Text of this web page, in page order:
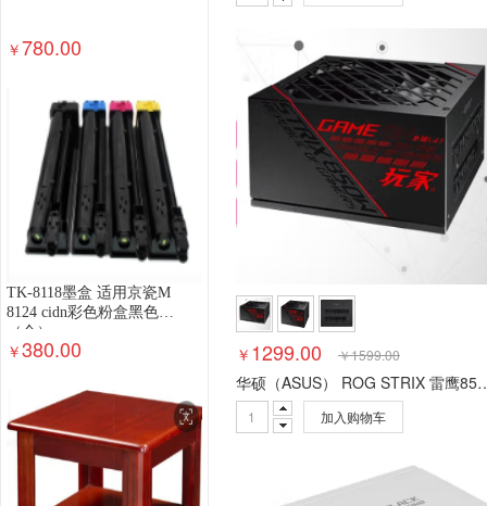
￥780.00
TK-8118墨盒 适用京瓷M
8124 cidn彩色粉盒黑色
（个）
￥380.00 ￥ 1299.00 ￥1599.00
华硕（ASUS） ROG STRIX 雷鹰850W金
加入购物车